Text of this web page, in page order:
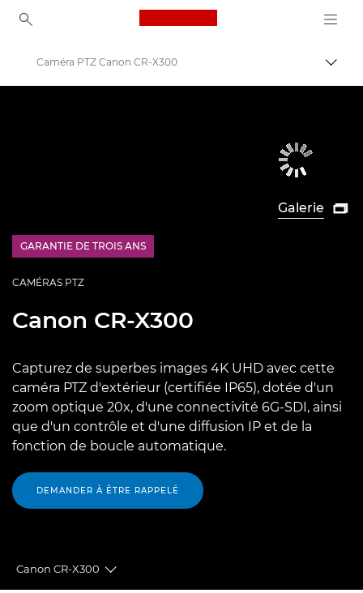
Canon Logo, back to
Caméra PTZ Canon CR-X300
Galerie 
GARANTIE DE TROIS ANS
£100 Bargeld zurück
CAMÉRAS PTZ
Canon CR-X300
Capturez de superbes images 4K UHD avec cette
caméra PTZ d'extérieur (certifiée IP65), dotée d'un
zoom optique 20x, d'une connectivité 6G-SDI, ainsi
que d'un contrôle et d'une diffusion IP et de la
fonction de boucle automatique.
DEMANDER À ÊTRE RAPPELÉ
Canon CR-X300
Toggle breadcrumbs